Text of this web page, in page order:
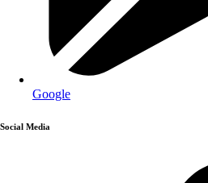
Google
Social Media